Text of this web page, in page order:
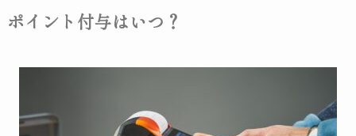
ポイント付与はいつ？